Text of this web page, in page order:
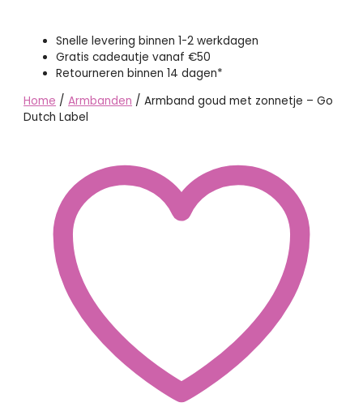
Snelle levering binnen 1-2 werkdagen
Gratis cadeautje vanaf €50
Retourneren binnen 14 dagen*
Home /Armbanden / Armband goud met zonnetje – Go
Dutch Label